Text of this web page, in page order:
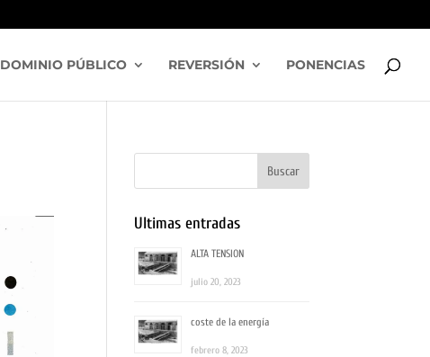
DOMINIO PÚBLICO REVERSIÓN PONENCIAS
Ultimas entradas
ALTA TENSION
julio 20, 2023
coste de la energía
febrero 8, 2023